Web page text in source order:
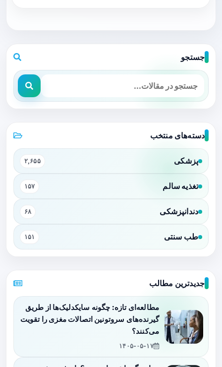
جستجو
دسته‌های منتخب
پزشکی ۲,۶۵۵
تغذیه سالم ۱۵۷
دندانپزشکی ۶۸
طب سنتی ۱۵۱
جدیدترین مطالب
مطالعه‌ای تازه: چگونه سایکدلیک‌ها از طریق
گیرنده‌های سروتونین اتصالات مغزی را تقویت
می‌کنند؟
۱۴۰۵-۰۵-۱۷